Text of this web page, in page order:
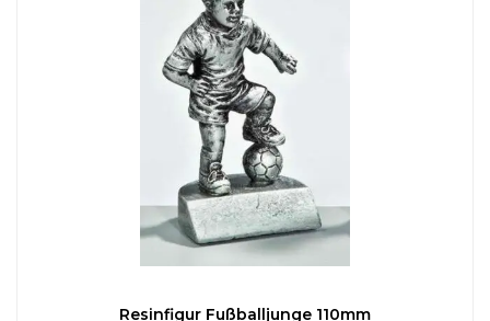
Resinfigur Fußballjunge 110mm